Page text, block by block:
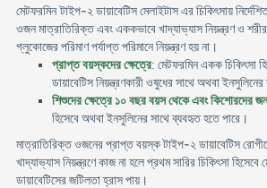
মেটফরমিন টাইপ-২ ডায়াবেটিস মেলাইটাস এর চিকিৎসায়
ওজন মাত্রাতিরিক্ত এবং এককভাবে খাদ্যাভ্যাস নিয়ন্ত্রণ ও
গ্লুকোজের পরিমাণ পর্যাপ্ত পরিমানে নিয়ন্ত্রণ হয় না।
প্রাপ্ত বয়স্কদের ক্ষেত্রে: মেটফরমিনএকক চিকিৎসা
ডায়াবেটিস নিয়ন্ত্রণকারী ওষুধের সাথে অথবা ইনসুলিনের
শিশুদের ক্ষেত্রে ১০ বছর বয়স থেকে এবং কিশোরদের
হিসেবে অথবা ইনসুলিনের সাথে ব্যবহৃত হতে পারে।
মাত্রাতিরিক্তওজনের প্রাপ্ত বয়স্ক টাইপ-২ ডায়াবেটিস
খাদ্যাভ্যাস নিয়ন্ত্রণে কাজ না হলে প্রথম সারির চিকিৎসা হিসেবে
ডায়াবেটিসের জটিলতা হ্রাস পায়।